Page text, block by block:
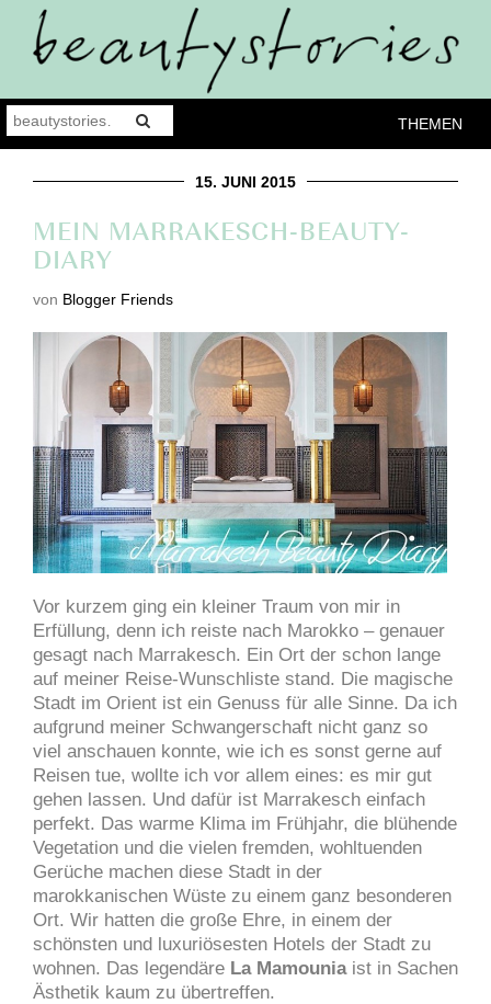
THEMEN
15. JUNI 2015
MEIN MARRAKESCH-BEAUTY-
DIARY
von Blogger Friends
Vor kurzem ging ein kleiner Traum von mir in
Erfüllung, denn ich reiste nach Marokko – genauer
gesagt nach Marrakesch. Ein Ort der schon lange
auf meiner Reise-Wunschliste stand. Die magische
Stadt im Orient ist ein Genuss für alle Sinne. Da ich
aufgrund meiner Schwangerschaft nicht ganz so
viel anschauen konnte, wie ich es sonst gerne auf
Reisen tue, wollte ich vor allem eines: es mir gut
gehen lassen. Und dafür ist Marrakesch einfach
perfekt. Das warme Klima im Frühjahr, die blühende
Vegetation und die vielen fremden, wohltuenden
Gerüche machen diese Stadt in der
marokkanischen Wüste zu einem ganz besonderen
Ort. Wir hatten die große Ehre, in einem der
schönsten und luxuriösesten Hotels der Stadt zu
wohnen. Das legendäre La Mamouniaist in Sachen
Ästhetik kaum zu übertreffen.